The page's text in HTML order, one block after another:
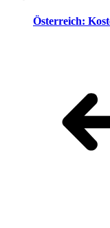
Österreich: